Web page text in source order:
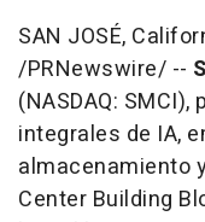
SAN JOSÉ,
/PRNewswire/ --
(NASDAQ:
integrales de IA,
almacenamiento
Center Building